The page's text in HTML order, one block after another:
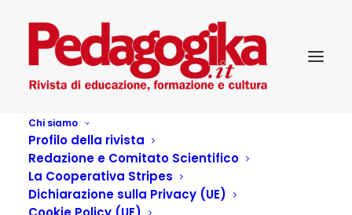
Chi siamo
Profilo della rivista
Redazione e Comitato Scientifico
La Cooperativa Stripes
Dichiarazione sulla Privacy (UE)
Pedagogika_IV_15-Nuove Tecnologie
Home Pedagogika_IV_15-Nuove Tecnologie